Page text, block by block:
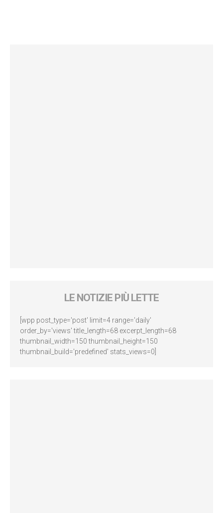
LE NOTIZIE PIÙ LETTE
[wpp post_type='post' limit=4 range='daily'
order_by='views' title_length=68 excerpt_length=68
thumbnail_width=150 thumbnail_height=150
thumbnail_build='predefined' stats_views=0]